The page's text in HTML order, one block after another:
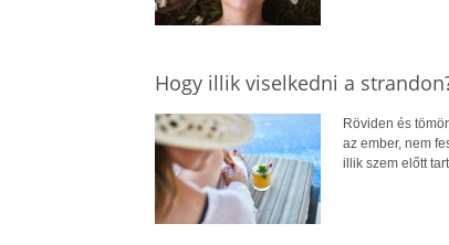
Hogy illik viselkedni a
Röviden és
az ember, nem
illik szem előtt